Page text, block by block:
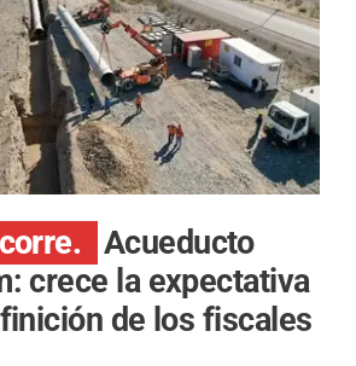
Acueducto
crece la expectativa
de los fiscales